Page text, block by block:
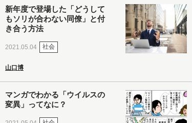
新年度で登場した「どうして
もソリが合わない同僚」と付
き合う方法
2021.05.04 社会
山口博
マンガでわかる「ウイルスの
変異」ってなに？